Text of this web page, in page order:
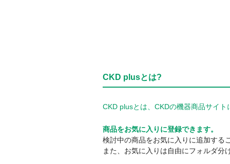
CKD plusとは?
CKD plusとは、CKDの機器商品サイ
商品をお気に入りに登録できます。
検討中の商品をお気に入りに追加する
また、お気に入りは自由にフォルダ